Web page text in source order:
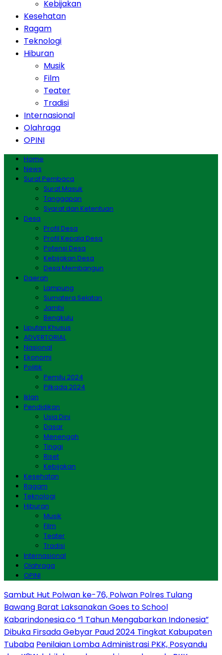
Kebijakan
Kesehatan
Ragam
Teknologi
Hiburan
Musik
Film
Teater
Tradisi
Internasional
Olahraga
OPINI
Home
News
Surat Pembaca
Surat Masuk
Tanggapan
Syarat dan Ketentuan
Desa
Profil Desa
Profil Kepala Desa
Potensi Desa
Kebijakan Desa
Desa Membangun
Daerah
Lampung
Sumatera Selatan
Jambi
Bengkulu
Liputan Khusus
ADVERTORIAL
Nasional
Ekonomi
Politik
Pemilu 2024
Pilkada 2024
Iklan
Pendidikan
Usia Dini
Dasar
Menengah
Tinggi
Riset
Kebijakan
Kesehatan
Ragam
Teknologi
Hiburan
Musik
Film
Teater
Tradisi
Internasional
Olahraga
OPINI
Sambut Hut Polwan ke-76, Polwan Polres Tulang
Bawang Barat Laksanakan Goes to School
Kabarindonesia.co “1 Tahun Mengabarkan Indonesia”
Dibuka Firsada Gebyar Paud 2024 Tingkat Kabupaten
Tubaba Penilaian Lomba Administrasi PKK, Posyandu